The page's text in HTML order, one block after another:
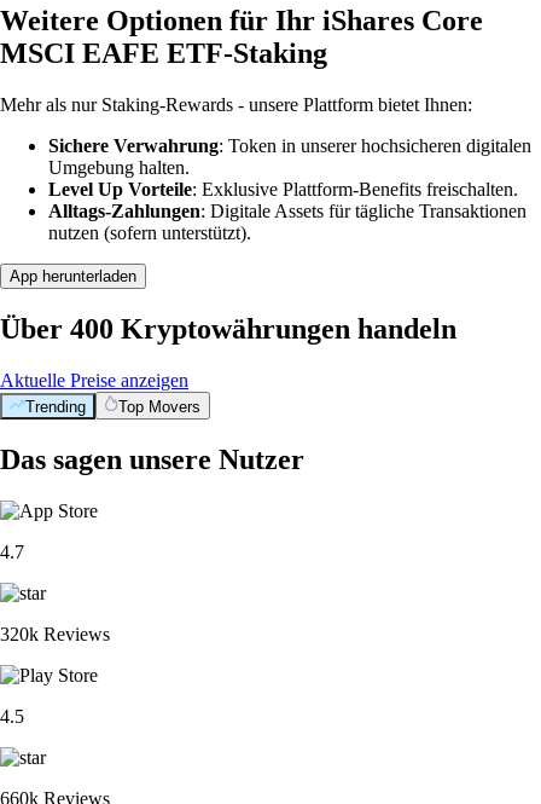
Weitere Optionen für Ihr iShares Core
MSCI EAFE ETF-Staking
Mehr als nur Staking-Rewards - unsere Plattform bietet Ihnen:
Sichere Verwahrung: Token in unserer hochsicheren digitalen
Umgebung halten.
Level Up Vorteile: Exklusive Plattform-Benefits freischalten.
Alltags-Zahlungen: Digitale Assets für tägliche Transaktionen
nutzen (sofern unterstützt).
App herunterladen
Über 400 Kryptowährungen handeln
Aktuelle Preise anzeigen
Trending Top Movers
Das sagen unsere Nutzer
4.7
320k Reviews
4.5
660k Reviews